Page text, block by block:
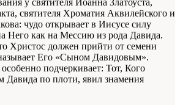
у святителя Иоанна Златоуста,
святителя Хроматия Аквилейского и
чудо открывает в Иисусе силу
Него как на Мессию из рода Давида.
Христос должен прийти от семени
Его «Сыном Давидовым».
подчеркивает: Тот, Кого
Давида по плоти, явил знамения